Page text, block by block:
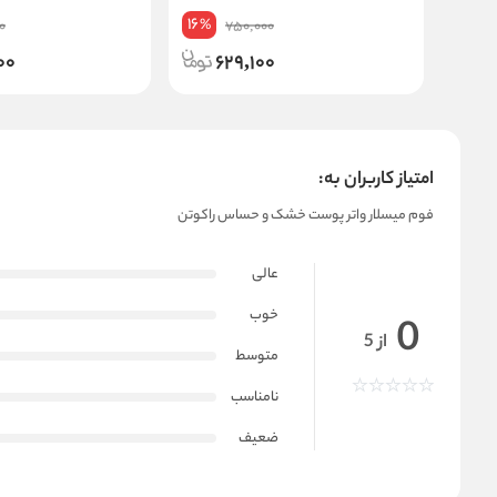
750,000
16%
629,100
امتیاز کاربران به:
فوم میسلار واتر پوست خشک و حساس راکوتن
0 از 5
عالی
خوب
متوسط
نامناسب
ضعیف